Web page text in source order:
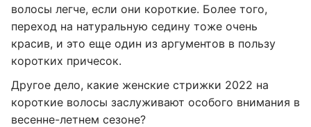
волосы легче, если они короткие. Более того,
переход на натуральную седину тоже очень
красив, и это еще один из аргументов в пользу
коротких причесок.
Другое дело, какие женские стрижки 2022 на
короткие волосы заслуживают особого внимания в
весенне-летнем сезоне?